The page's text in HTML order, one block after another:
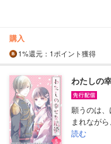
購入
1%還元 ：1ポイント獲得
わたしの
願うのは
まれなが
読む